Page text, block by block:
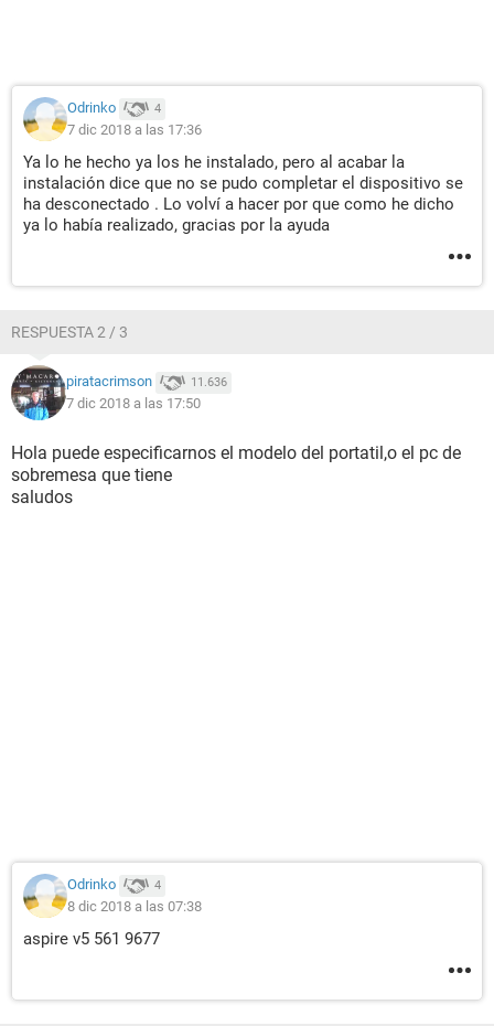
Odrinko 4
7 dic 2018 a las 17:36
Ya lo he hecho ya los he instalado, pero al acabar la
instalación dice que no se pudo completar el dispositivo se
ha desconectado . Lo volví a hacer por que como he dicho
ya lo había realizado, gracias por la ayuda
RESPUESTA 2 / 3
piratacrimson 11.636
7 dic 2018 a las 17:50
Hola puede especificarnos el modelo del portatil,o el pc de
sobremesa que tiene
saludos
Odrinko 4
8 dic 2018 a las 07:38
aspire v5 561 9677